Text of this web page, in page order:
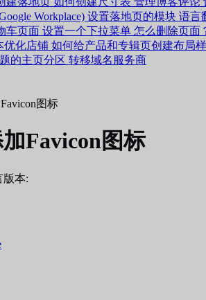
Workplace) 设置落地页的模块 语言
车页面 设置一个下拉菜单 怎么删除页面
优化店铺 如何给产品和专辑页创建布局样
的主页分区 转移域名服务商
图标
Favicon图标
版本: